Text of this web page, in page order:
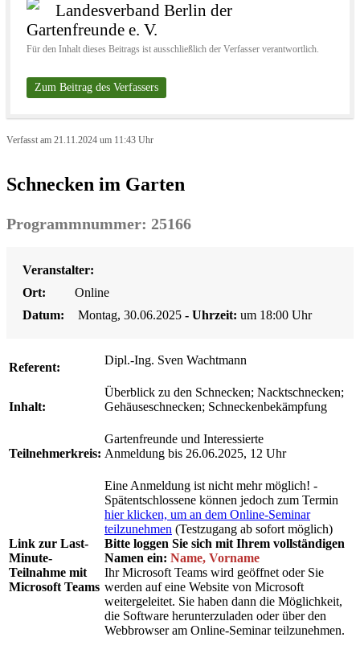
Landesverband Berlin der
Gartenfreunde e. V.
Für den Inhalt dieses Beitrags ist ausschließlich der Verfasser verantwortlich.
Zum Beitrag des Verfassers
Verfasst am 21.11.2024 um 11:43 Uhr
Schnecken im Garten
Programmnummer: 25166
Veranstalter:
Ort:
Online
Datum:
Montag, 30.06.2025 - Uhrzeit: um 18:00 Uhr
Referent:
Dipl.-Ing. Sven Wachtmann
Inhalt:
Überblick zu den Schnecken; Nacktschnecken;
Gehäuseschnecken; Schneckenbekämpfung
Teilnehmerkreis:
Gartenfreunde und Interessierte
Anmeldung bis 26.06.2025, 12 Uhr
Link zur Last-
Minute-
Teilnahme mit
Microsoft Teams
Eine Anmeldung ist nicht mehr möglich! -
Spätentschlossene können jedoch zum Termin
hier klicken, um an dem Online-Seminar
teilzunehmen (Testzugang ab sofort möglich)
Bitte loggen Sie sich mit Ihrem vollständigen
Namen ein: Name, Vorname
Ihr Microsoft Teams wird geöffnet oder Sie
werden auf eine Website von Microsoft
weitergeleitet. Sie haben dann die Möglichkeit,
die Software herunterzuladen oder über den
Webbrowser am Online-Seminar teilzunehmen.